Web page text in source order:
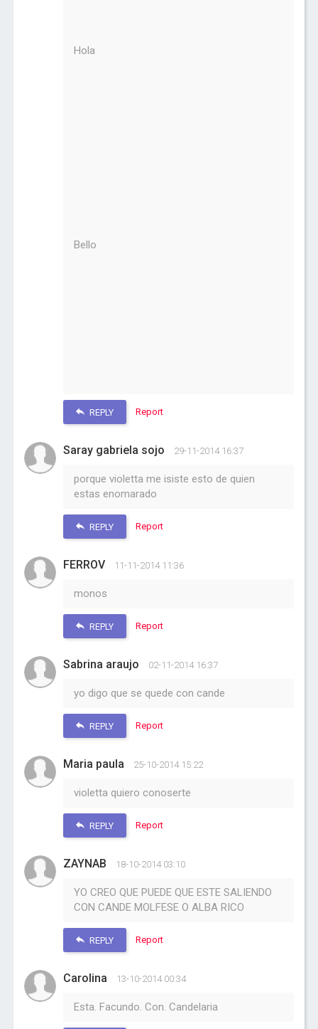
Hola
Bello
REPLY Report
Saray gabriela sojo 29-11-2014 16:37
porque violetta me isiste esto de quien
estas enomarado
REPLY Report
FERROV 11-11-2014 11:36
monos
REPLY Report
Sabrina araujo 02-11-2014 16:37
yo digo que se quede con cande
REPLY Report
Maria paula 25-10-2014 15:22
violetta quiero conoserte
REPLY Report
ZAYNAB 18-10-2014 03:10
YO CREO QUE PUEDE QUE ESTE SALIENDO
CON CANDE MOLFESE O ALBA RICO
REPLY Report
Carolina 13-10-2014 00:34
Esta. Facundo. Con. Candelaria